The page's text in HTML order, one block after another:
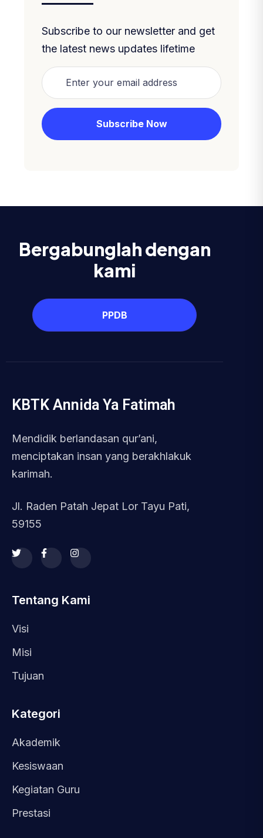
Subscribe to our newsletter and get
the latest news updates lifetime
Bergabunglah dengan
kami
PPDB
KBTK Annida Ya Fatimah
Mendidik berlandasan qur’ani,
menciptakan insan yang berakhlakuk
karimah.
Jl. Raden Patah Jepat Lor Tayu Pati,
59155
Tentang Kami
Visi
Misi
Tujuan
Kategori
Akademik
Kesiswaan
Kegiatan Guru
Prestasi